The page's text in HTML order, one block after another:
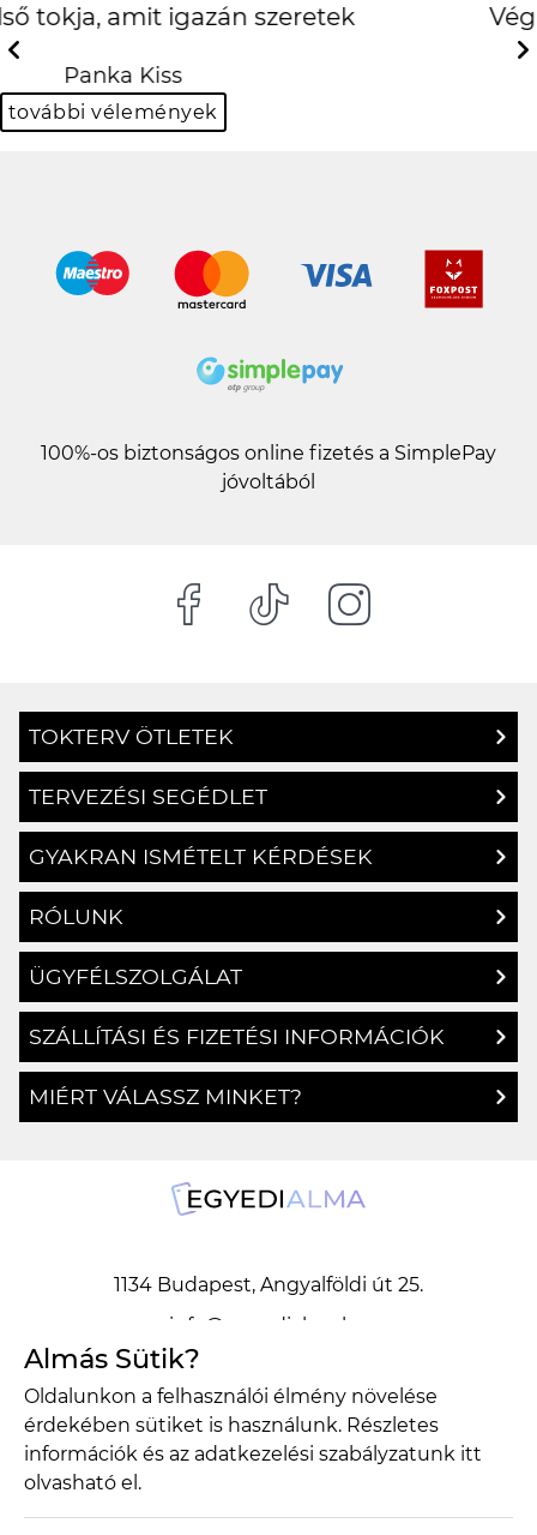
Végre egy használható
oldal
Dalma Kocsis
Previous
további vélemények
100%-os biztonságos online fizetés a SimplePay
jóvoltából
TOKTERV ÖTLETEK
TERVEZÉSI SEGÉDLET
GYAKRAN ISMÉTELT KÉRDÉSEK
RÓLUNK
ÜGYFÉLSZOLGÁLAT
SZÁLLÍTÁSI ÉS FIZETÉSI INFORMÁCIÓK
MIÉRT VÁLASSZ MINKET?
1134 Budapest, Angyalföldi út 25.
info@egyedialma.hu
1134 Budapest, Angyalföldi út 25.
info@egyedialma.hu
Almás Sütik?
Oldalunkon a felhasználói élmény növelése
érdekében sütiket is használunk. Részletes
információk és az adatkezelési szabályzatunk itt
olvasható el.